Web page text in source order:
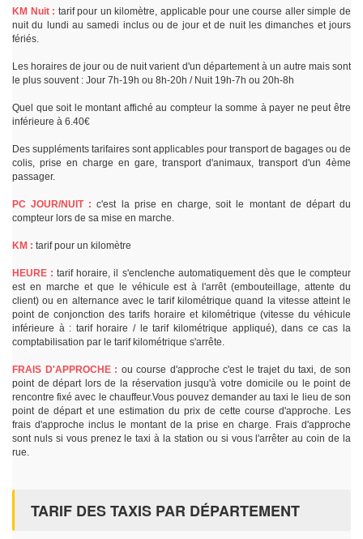
KM Nuit : tarif pour un kilomètre, applicable pour une course aller simple de
nuit du lundi au samedi inclus ou de jour et de nuit les dimanches et jours
fériés.
Les horaires de jour ou de nuit varient d'un département à un autre mais sont
le plus souvent : Jour 7h-19h ou 8h-20h / Nuit 19h-7h ou 20h-8h
Quel que soit le montant affiché au compteur la somme à payer ne peut être
inférieure à 6.40€
Des suppléments tarifaires sont applicables pour transport de bagages ou de
colis, prise en charge en gare, transport d'animaux, transport d'un 4ème
passager.
PC JOUR/NUIT : c'est la prise en charge, soit le montant de départ du
compteur lors de sa mise en marche.
KM : tarif pour un kilomètre
HEURE : tarif horaire, il s'enclenche automatiquement dès que le compteur
est en marche et que le véhicule est à l'arrêt (embouteillage, attente du
client) ou en alternance avec le tarif kilométrique quand la vitesse atteint le
point de conjonction des tarifs horaire et kilométrique (vitesse du véhicule
inférieure à : tarif horaire / le tarif kilométrique appliqué), dans ce cas la
comptabilisation par le tarif kilométrique s'arrête.
FRAIS D'APPROCHE : ou course d'approche c'est le trajet du taxi, de son
point de départ lors de la réservation jusqu'à votre domicile ou le point de
rencontre fixé avec le chauffeur.Vous pouvez demander au taxi le lieu de son
point de départ et une estimation du prix de cette course d'approche. Les
frais d'approche inclus le montant de la prise en charge. Frais d'approche
sont nuls si vous prenez le taxi à la station ou si vous l'arrêter au coin de la
rue.
TARIF DES TAXIS PAR DÉPARTEMENT